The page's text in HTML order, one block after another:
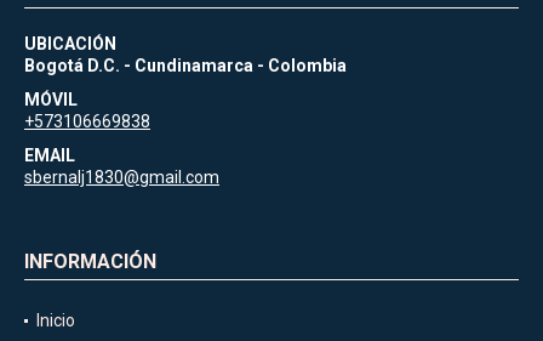
UBICACIÓN
Bogotá D.C. - Cundinamarca - Colombia
MÓVIL
+573106669838
EMAIL
sbernalj1830@gmail.com
INFORMACIÓN
Inicio